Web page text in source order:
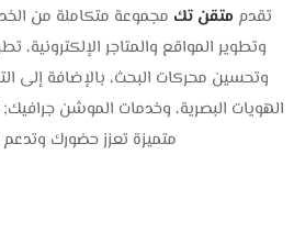
تقدم متقن تك مجموعة متكاملة من
وتطوير المواقع والمتاجر الإلكترونية،
وتحسين محركات البحث، بالإضافة إلى
الهويات البصرية، وخدمات الموشن
متميزة تعزز حضورك